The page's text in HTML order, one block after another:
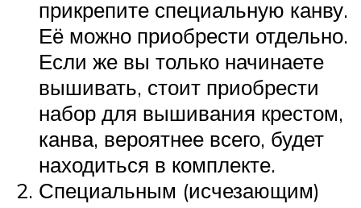
прикрепите специальную канву.
Её можно приобрести отдельно.
Если же вы только начинаете
вышивать, стоит приобрести
набор для вышивания крестом,
канва, вероятнее всего, будет
находиться в комплекте.
Специальным (исчезающим)